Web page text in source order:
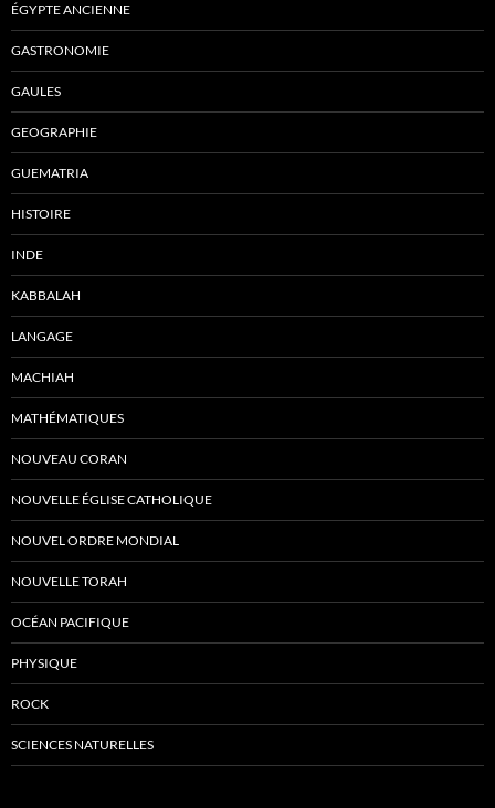
ÉGYPTE ANCIENNE
GASTRONOMIE
GAULES
GEOGRAPHIE
GUEMATRIA
HISTOIRE
INDE
KABBALAH
LANGAGE
MACHIAH
MATHÉMATIQUES
NOUVEAU CORAN
NOUVELLE ÉGLISE CATHOLIQUE
NOUVEL ORDRE MONDIAL
NOUVELLE TORAH
OCÉAN PACIFIQUE
PHYSIQUE
ROCK
SCIENCES NATURELLES